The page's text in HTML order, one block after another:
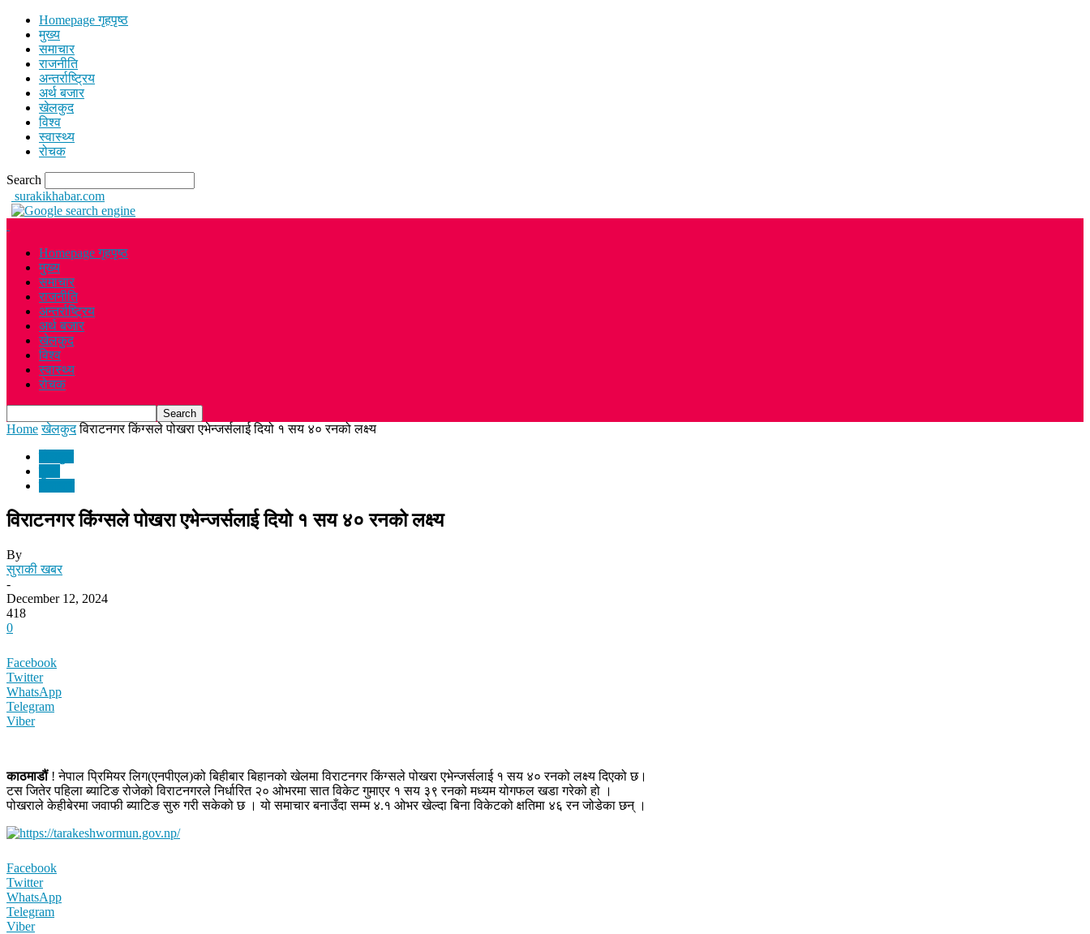
Homepage गृहपृष्ठ
मुख्य
समाचार
राजनीति
अन्तर्राष्ट्रिय
अर्थ बजार
खेलकुद
विश्व
स्वास्थ्य
रोचक
Search
surakikhabar.com
Homepage गृहपृष्ठ
मुख्य
समाचार
राजनीति
अन्तर्राष्ट्रिय
अर्थ बजार
खेलकुद
विश्व
स्वास्थ्य
रोचक
Home खेलकुद विराटनगर किंग्सले पोखरा एभेन्जर्सलाई दियो १ सय ४० रनको लक्ष्य
विराटनगर किंग्सले पोखरा एभेन्जर्सलाई दियो १ सय ४० रनको लक्ष्य
By
सुराकी खबर
-
December 12, 2024
418
0
Facebook
Twitter
WhatsApp
Telegram
Viber
काठमाडौं! नेपाल प्रिमियर लिग(एनपीएल)को बिहीबार बिहानको खेलमा विराटनगर किंग्सले पोखरा एभेन्जर्सलाई १ सय ४० रनको लक्ष्य दिएको छ।
टस जितेर पहिला ब्याटिङ रोजेको विराटनगरले निर्धारित २० ओभरमा सात विकेट गुमाएर १ सय ३९ रनको मध्यम योगफल खडा गरेको हो ।
पोखराले केहीबेरमा जवाफी ब्याटिङ सुरु गरी सकेको छ । यो समाचार बनाउँदा सम्म ४.१ ओभर खेल्दा बिना विकेटको क्षतिमा ४६ रन जोडेका छन् ।
Facebook
Twitter
WhatsApp
Telegram
Viber